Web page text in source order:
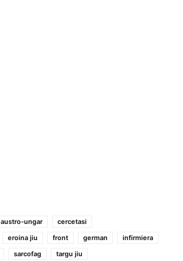
austro-ungar
cercetasi
eroina jiu front german
infirmiera
sarcofag targu jiu